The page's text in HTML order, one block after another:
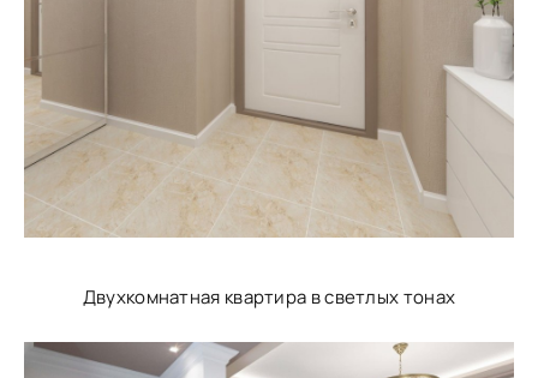
Двухкомнатная квартира в светлых тонах